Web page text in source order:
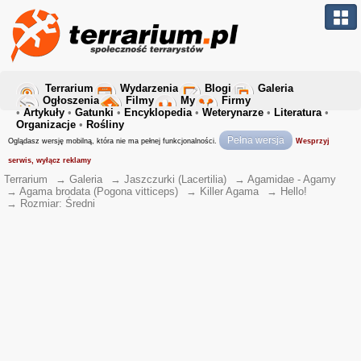
Terrarium Wydarzenia Blogi
Galeria
Ogłoszenia
Filmy My
Firmy
• Artykuły • Gatunki • Encyklopedia• Weterynarze • Literatura•
Organizacje • Rośliny
Oglądasz wersję mobilną, która nie ma pełnej funkcjonalności. Pełna wersja Wesprzyj
serwis, wyłącz reklamy
Terrarium → Galeria → Jaszczurki (Lacertilia) → Agamidae - Agamy
→ Agama brodata (Pogona vitticeps) → Killer Agama → Hello!
→ Rozmiar: Średni